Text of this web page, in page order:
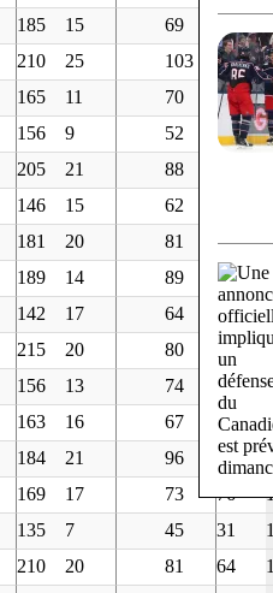
185 15 69
210 25 103 78
165 11 70 67
156 9 52 54
205 21 88
146 15 62
181 20 81 54
189 14 89 76
142 17 64 58
215 20 80 68
156 13 74 76
163 16 67 80
184 21 96 76
169 17 73 76
135 7 45 31
210 20 81 64